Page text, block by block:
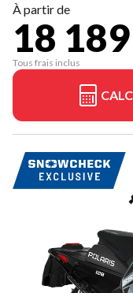
À partir de
18
Tous frais inclus